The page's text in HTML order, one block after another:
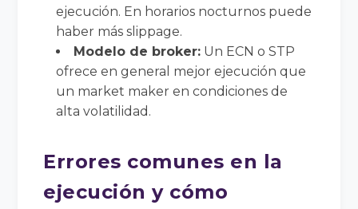
ejecución. En horarios nocturnos puede
haber más slippage.
Modelo de broker: Un ECN o STP
ofrece en general mejor ejecución que
un market maker en condiciones de
alta volatilidad.
Errores comunes en la
ejecución y cómo